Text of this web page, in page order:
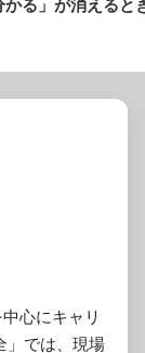
かる」が消えると
心にキャリ
」では、現場